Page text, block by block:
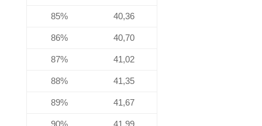
85% 40,36
86% 40,70
87% 41,02
88% 41,35
89% 41,67
90% 41,99